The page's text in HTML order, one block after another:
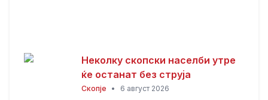
Неколку скопски населби утре
ќе останат без струја
Скопје • 6 август 2026